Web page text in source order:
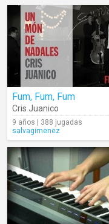
Fum, Fum, Fum
Cris Juanico
9 años | 388 jugadas
salvagimenez